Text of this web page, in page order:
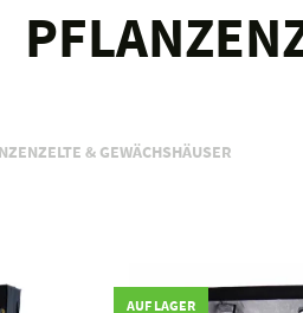
& GEWÄCHSHÄUSER
AUF LAGER